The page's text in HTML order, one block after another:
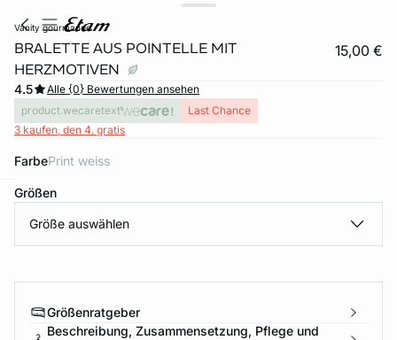
vanity gourmande
BRALETTE AUS POINTELLE MIT
HERZMOTIVEN
15,00 €
4.5
Alle {0} Bewertungen ansehen
product.wecaretext
Last Chance
3 kaufen, den 4. gratis
Farbe print weiss
Größen
Größe auswählen
Größenratgeber
Beschreibung, Zusammensetzung, Pflege und